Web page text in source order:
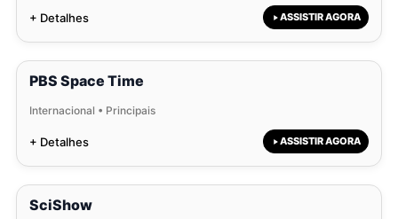
+ Detalhes ASSISTIR AGORA
PBS Space Time
Internacional • Principais
+ Detalhes ASSISTIR AGORA
SciShow